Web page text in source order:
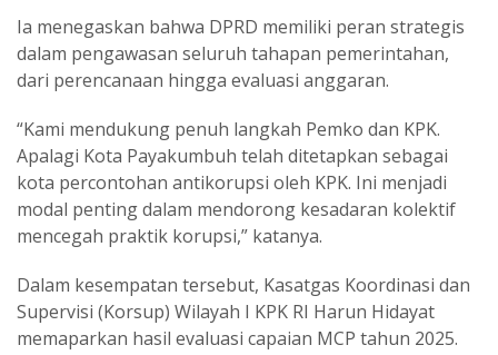
Ia menegaskan bahwa DPRD memiliki peran strategis
dalam pengawasan seluruh tahapan pemerintahan,
dari perencanaan hingga evaluasi anggaran.
“Kami mendukung penuh langkah Pemko dan KPK.
Apalagi Kota Payakumbuh telah ditetapkan sebagai
kota percontohan antikorupsi oleh KPK. Ini menjadi
modal penting dalam mendorong kesadaran kolektif
mencegah praktik korupsi,” katanya.
Dalam kesempatan tersebut, Kasatgas Koordinasi dan
Supervisi (Korsup) Wilayah I KPK RI Harun Hidayat
memaparkan hasil evaluasi capaian MCP tahun 2025.